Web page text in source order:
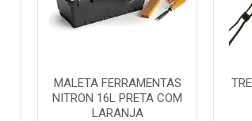
MALETA FERRAMENTAS
NITRON 16L PRETA COM
LARANJA